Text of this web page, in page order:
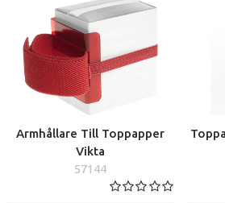
Armhållare Till Toppapper
Vikta
57144